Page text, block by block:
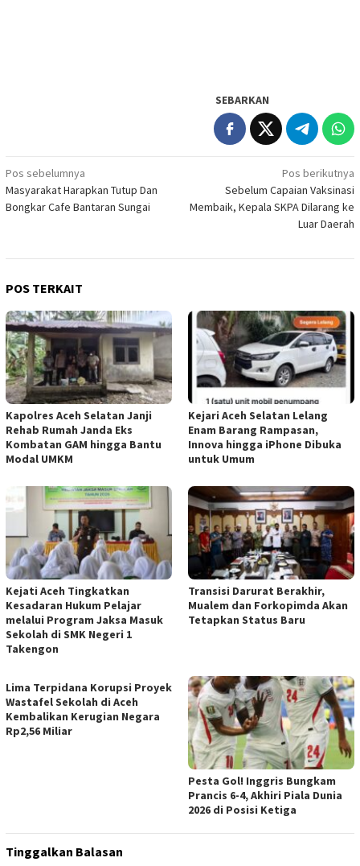
SEBARKAN
Navigasi
pos
Pos sebelumnya
Masyarakat Harapkan Tutup Dan
Bongkar Cafe Bantaran Sungai
Pos berikutnya
Sebelum Capaian Vaksinasi
Membaik, Kepala SKPA Dilarang ke
Luar Daerah
POS TERKAIT
Kapolres Aceh Selatan Janji
Rehab Rumah Janda Eks
Kombatan GAM hingga Bantu
Modal UMKM
Kejari Aceh Selatan Lelang
Enam Barang Rampasan,
Innova hingga iPhone Dibuka
untuk Umum
Kejati Aceh Tingkatkan
Kesadaran Hukum Pelajar
melalui Program Jaksa Masuk
Sekolah di SMK Negeri 1
Takengon
Transisi Darurat Berakhir,
Mualem dan Forkopimda Akan
Tetapkan Status Baru
Lima Terpidana Korupsi Proyek
Wastafel Sekolah di Aceh
Kembalikan Kerugian Negara
Rp2,56 Miliar
Pesta Gol! Inggris Bungkam
Prancis 6-4, Akhiri Piala Dunia
2026 di Posisi Ketiga
Tinggalkan Balasan